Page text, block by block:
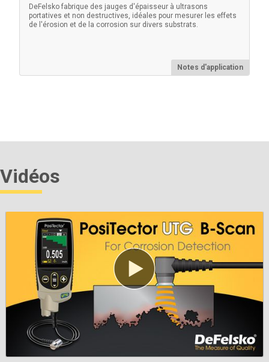
Outil de frottement en plastique à bout arrondi pour
comprimer le film de réplique sur la surface grenaillée
(paquet de 10)
Normes d'épaisseur certifiées
Vérifier la précision et le fonctionnement des jauges
d'épaisseur de revêtement. Composant important
pour répondre aux exigences de contrôle de qualité
ISO/QS-9000 et internes avec une précision de mesure
traçable au NIST ou au PTB.
DeFelsko fabrique des jauges d'épaisseur à ultrasons
portatives et non destructives, idéales pour mesurer les effets
de l'érosion et de la corrosion sur divers substrats.
Notes d'application
Vidéos